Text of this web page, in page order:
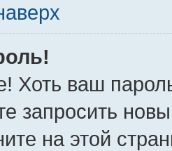
Хоть ваш
запросить
на этой